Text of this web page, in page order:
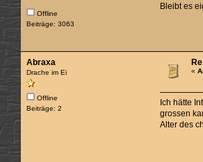
Offline
Beiträge: 3063
Bleibt es
Abraxa
Drache im Ei
Offline
Beiträge: 2
«
Ich hätte
grossen
Alter des